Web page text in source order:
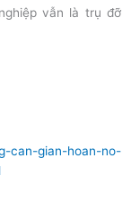
vẫn là trụ đỡ
can-gian-hoan-no-